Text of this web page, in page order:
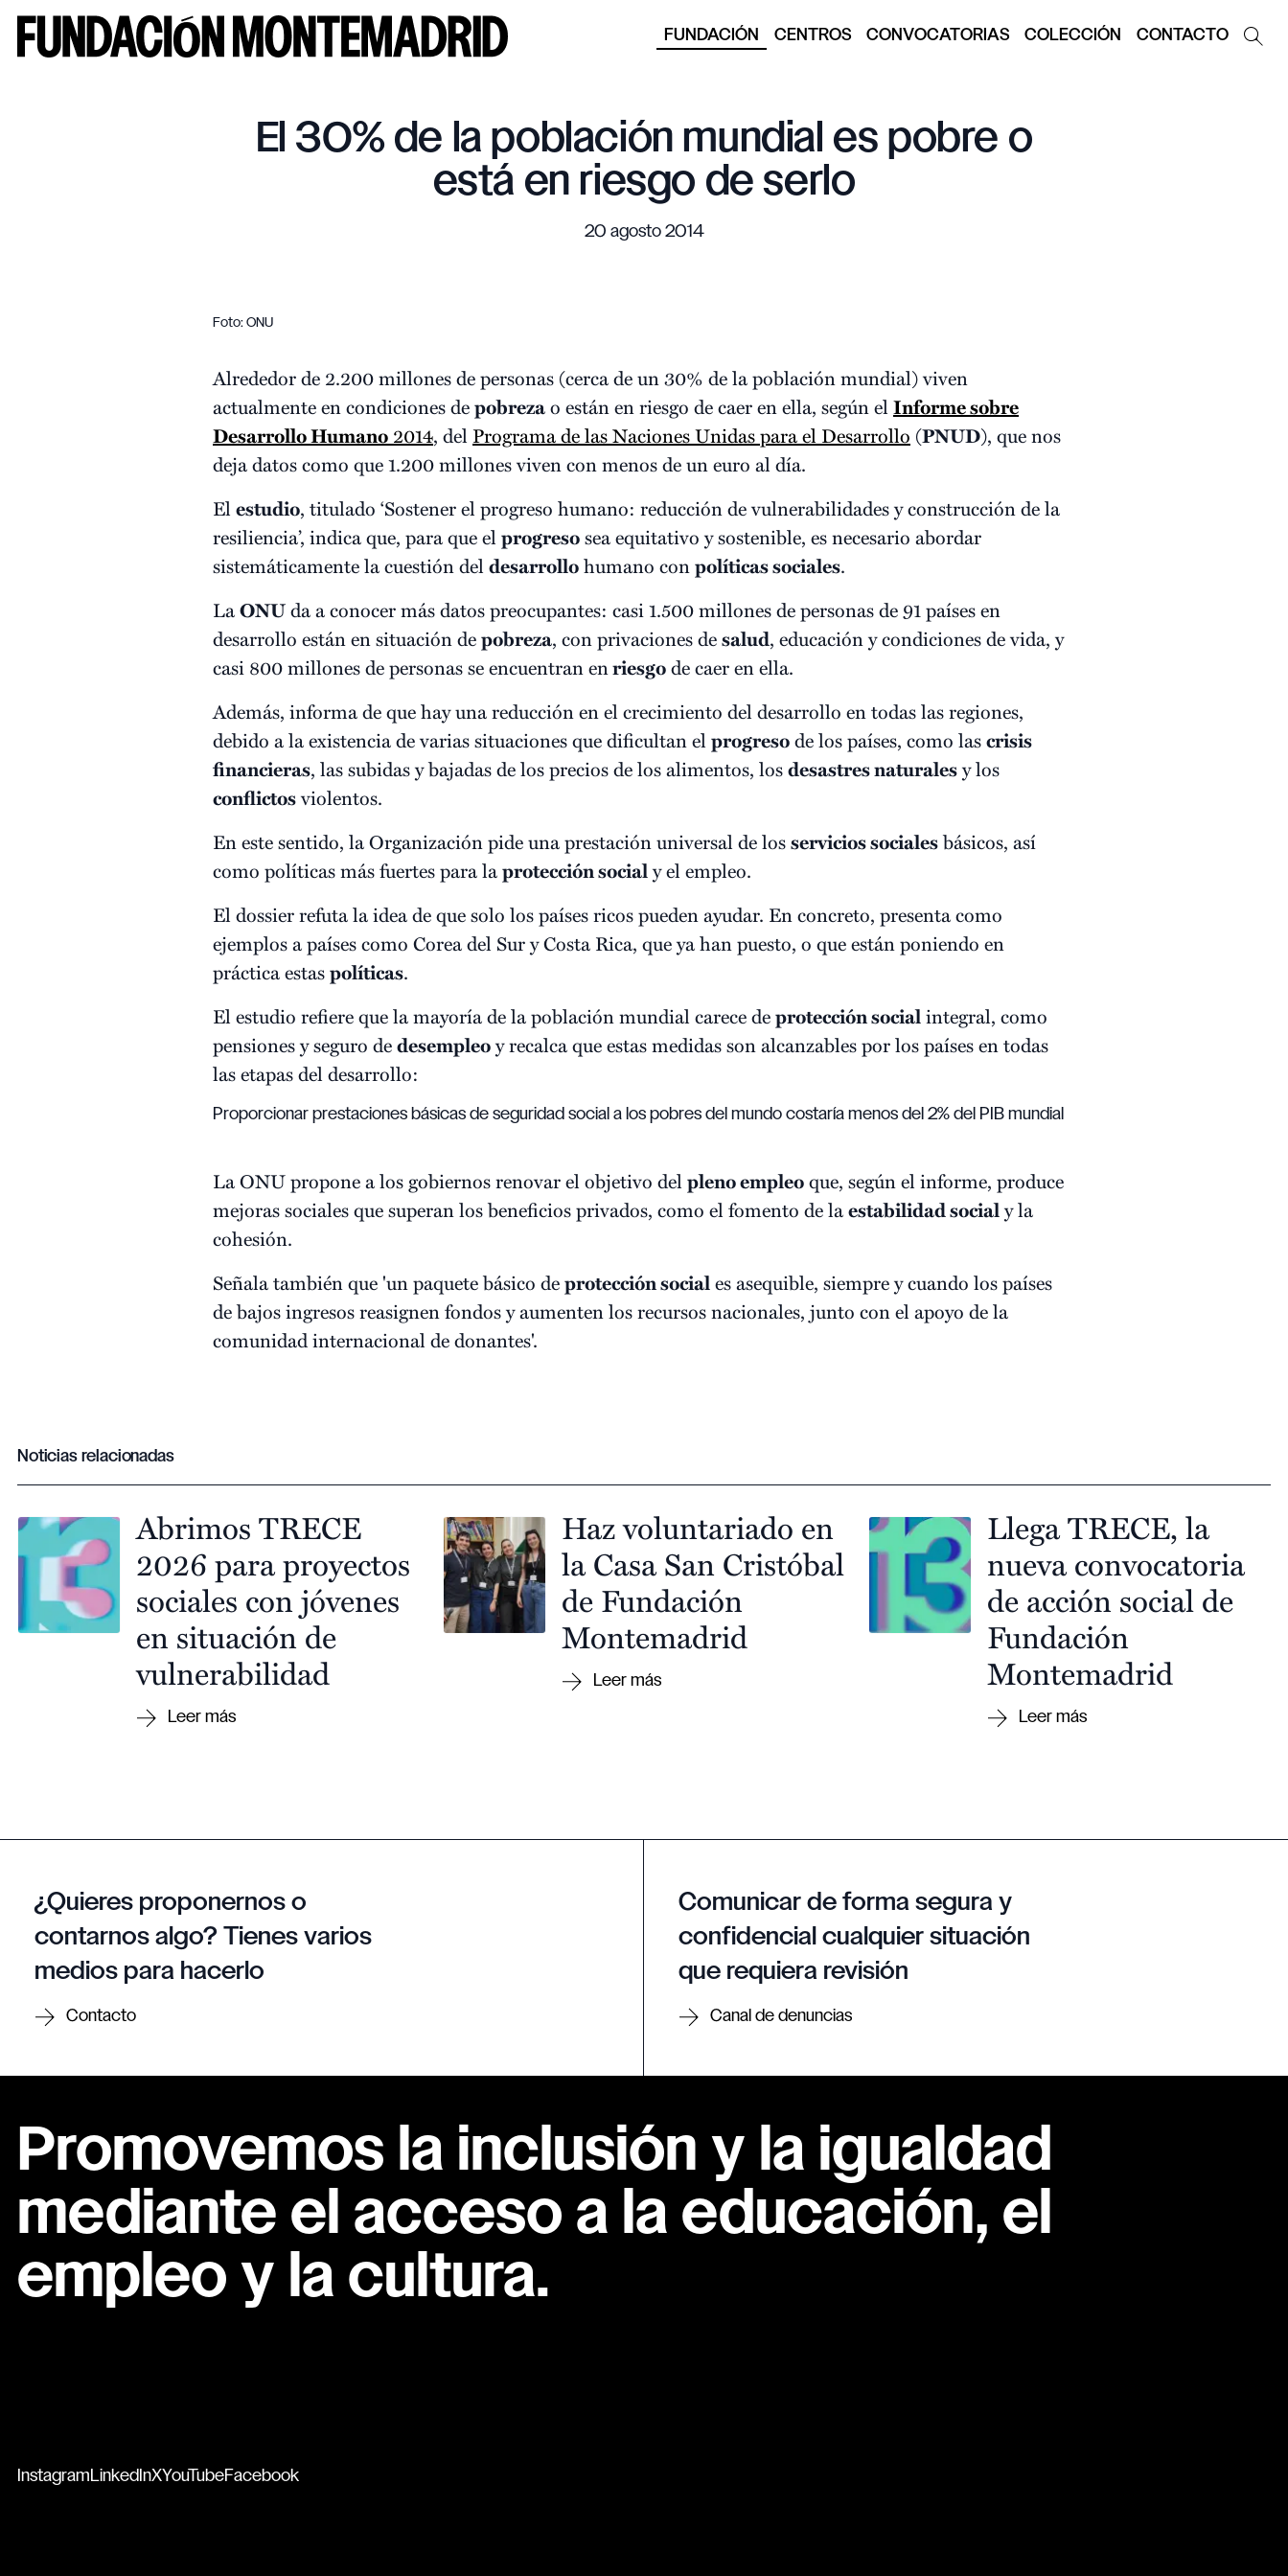
FUNDACIÓN CENTROS CONVOCATORIAS COLECCIÓN CONTACTO
El 30% de la población mundial es pobre o
está en riesgo de serlo
20 agosto 2014
Foto: ONU
Alrededor de 2.200 millones de personas (cerca de un 30% de la población mundial) viven
actualmente en condiciones depobrezao están en riesgo de caer en ella, según elInforme sobre
Desarrollo Humano 2014, delPrograma de las Naciones Unidas para el Desarrollo (PNUD), que nos
deja datos como que 1.200 millones viven con menos de un euro al día.
Elestudio, titulado ‘Sostener el progreso humano: reducción de vulnerabilidades y construcción de la
resiliencia’, indica que, para que elprogresosea equitativo y sostenible, es necesario abordar
sistemáticamente la cuestión deldesarrollohumano conpolíticas sociales.
LaONUda a conocer más datos preocupantes: casi 1.500 millones de personas de 91 países en
desarrollo están en situación depobreza, con privaciones desalud, educación y condiciones de vida, y
casi 800 millones de personas se encuentran enriesgode caer en ella.
Además, informa de que hay una reducción en el crecimiento del desarrollo en todas las regiones,
debido a la existencia de varias situaciones que dificultan elprogresode los países, como lascrisis
financieras, las subidas y bajadas de los precios de los alimentos, losdesastres naturalesy los
conflictosviolentos.
En este sentido, la Organización pide una prestación universal de losservicios socialesbásicos, así
como políticas más fuertes para laprotección socialy el empleo.
El dossier refuta la idea de que solo los países ricos pueden ayudar. En concreto, presenta como
ejemplos a países como Corea del Sur y Costa Rica, que ya han puesto, o que están poniendo en
práctica estaspolíticas.
El estudio refiere que la mayoría de la población mundial carece deprotección socialintegral, como
pensiones y seguro dedesempleoy recalca que estas medidas son alcanzables por los países en todas
las etapas del desarrollo:
Proporcionar prestaciones básicas de seguridad social a los pobres del mundo costaría menos del 2% del PIB mundial
La ONU propone a los gobiernos renovar el objetivo delpleno empleoque, según el informe, produce
mejoras sociales que superan los beneficios privados, como el fomento de laestabilidad socialy la
cohesión.
Señala también que 'un paquete básico deprotección sociales asequible, siempre y cuando los países
de bajos ingresos reasignen fondos y aumenten los recursos nacionales, junto con el apoyo de la
comunidad internacional de donantes'.
Noticias relacionadas
Abrimos TRECE
2026 para proyectos
sociales con jóvenes
en situación de
vulnerabilidad
Haz voluntariado en
la Casa San Cristóbal
de Fundación
Montemadrid
Llega TRECE, la
nueva convocatoria
de acción social de
Fundación
Montemadrid
¿Quieres proponernos o
contarnos algo? Tienes varios
medios para hacerlo
Contacto
Comunicar de forma segura y
confidencial cualquier situación
que requiera revisión
Canal de denuncias
Promovemos la inclusión y la igualdad
mediante el acceso a la educación, el
empleo y la cultura.
Instagram LinkedInXYouTubeFacebook